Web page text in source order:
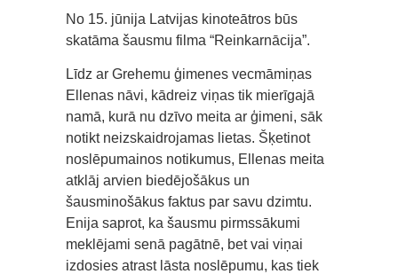
No 15. jūnija Latvijas kinoteātros būs
skatāma šausmu filma “Reinkarnācija”.
Līdz ar Grehemu ģimenes vecmāmiņas
Ellenas nāvi, kādreiz viņas tik mierīgajā
namā, kurā nu dzīvo meita ar ģimeni, sāk
notikt neizskaidrojamas lietas. Šķetinot
noslēpumainos notikumus, Ellenas meita
atklāj arvien biedējošākus un
šausminošākus faktus par savu dzimtu.
Enija saprot, ka šausmu pirmssākumi
meklējami senā pagātnē, bet vai viņai
izdosies atrast lāsta noslēpumu, kas tiek